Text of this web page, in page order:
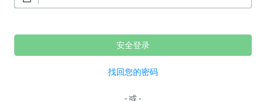
安全登录
找回您的密码
-或-